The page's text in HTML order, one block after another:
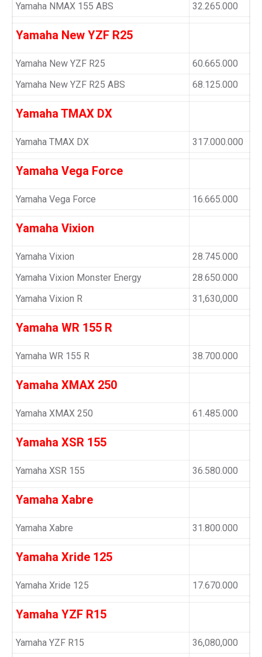
Yamaha NMAX 155 ABS
32.265.000
Yamaha New YZF R25
Yamaha New YZF R25
60.665.000
Yamaha New YZF R25 ABS
68.125.000
Yamaha TMAX DX
Yamaha TMAX DX 317.000.000
Yamaha Vega Force
Yamaha Vega Force 16.665.000
Yamaha Vixion
Yamaha Vixion
28.745.000
Yamaha Vixion Monster Energy
28.650.000
Yamaha Vixion R
31,630,000
Yamaha WR 155 R
Yamaha WR 155 R 38.700.000
Yamaha XMAX 250
Yamaha XMAX 250 61.485.000
Yamaha XSR 155
Yamaha XSR 155 36.580.000
Yamaha Xabre
Yamaha Xabre 31.800.000
Yamaha Xride 125
Yamaha Xride 125 17.670.000
Yamaha YZF R15
Yamaha YZF R15 36,080,000